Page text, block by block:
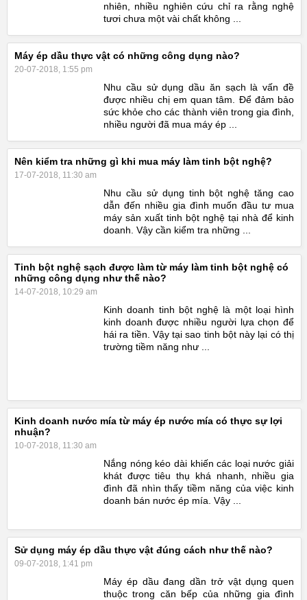
nhiên, nhiều nghiên cứu chỉ ra rằng nghệ
tươi chưa một vài chất không ...
Máy ép dầu thực vật có những công dụng nào?
20-07-2018, 1:55 pm
Nhu cầu sử dụng dầu ăn sạch là vấn đề
được nhiều chị em quan tâm. Để đảm bảo
sức khỏe cho các thành viên trong gia đình,
nhiều người đã mua máy ép ...
Nên kiểm tra những gì khi mua máy làm tinh bột nghệ?
17-07-2018, 11:30 am
Nhu cầu sử dụng tinh bột nghệ tăng cao
dẫn đến nhiều gia đình muốn đầu tư mua
máy sản xuất tinh bột nghệ tại nhà để kinh
doanh. Vậy cần kiểm tra những ...
Tinh bột nghệ sạch được làm từ máy làm tinh bột nghệ có
những công dụng như thế nào?
14-07-2018, 10:29 am
Kinh doanh tinh bột nghệ là một loại hình
kinh doanh được nhiều người lựa chọn để
hái ra tiền. Vậy tại sao tinh bột này lại có thị
trường tiềm năng như ...
Kinh doanh nước mía từ máy ép nước mía có thực sự lợi
nhuận?
10-07-2018, 11:30 am
Nắng nóng kéo dài khiến các loại nước giải
khát được tiêu thụ khá nhanh, nhiều gia
đình đã nhìn thấy tiềm năng của việc kinh
doanh bán nước ép mía. Vậy ...
Sử dụng máy ép dầu thực vật đúng cách như thế nào?
09-07-2018, 1:41 pm
Máy ép dầu đang dần trở vật dụng quen
thuộc trong căn bếp của những gia đình